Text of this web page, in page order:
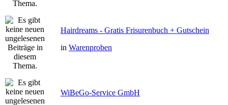
Hairdreams - Gratis Frisurenbuch + Gutschein
in Warenproben
WiBeGo-Service GmbH